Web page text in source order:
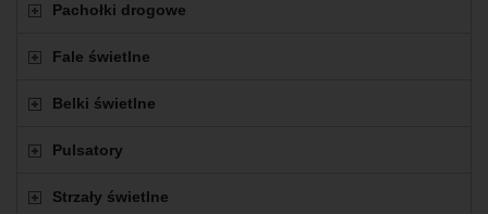
Pachołki drogowe
Fale świetlne
Belki świetlne
Pulsatory
Strzały świetlne